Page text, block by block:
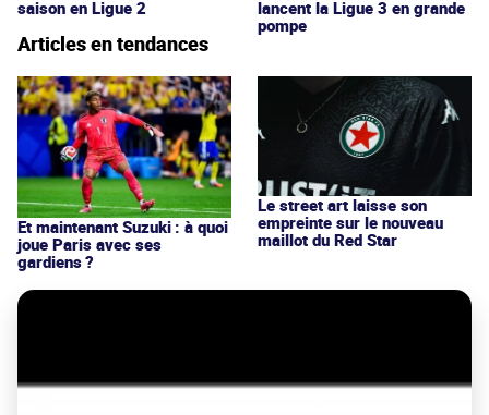
saison en Ligue 2
lancent la Ligue 3 en grande
pompe
Articles en tendances
Et maintenant Suzuki : à quoi
joue Paris avec ses
gardiens ?
Le street art laisse son
empreinte sur le nouveau
maillot du Red Star